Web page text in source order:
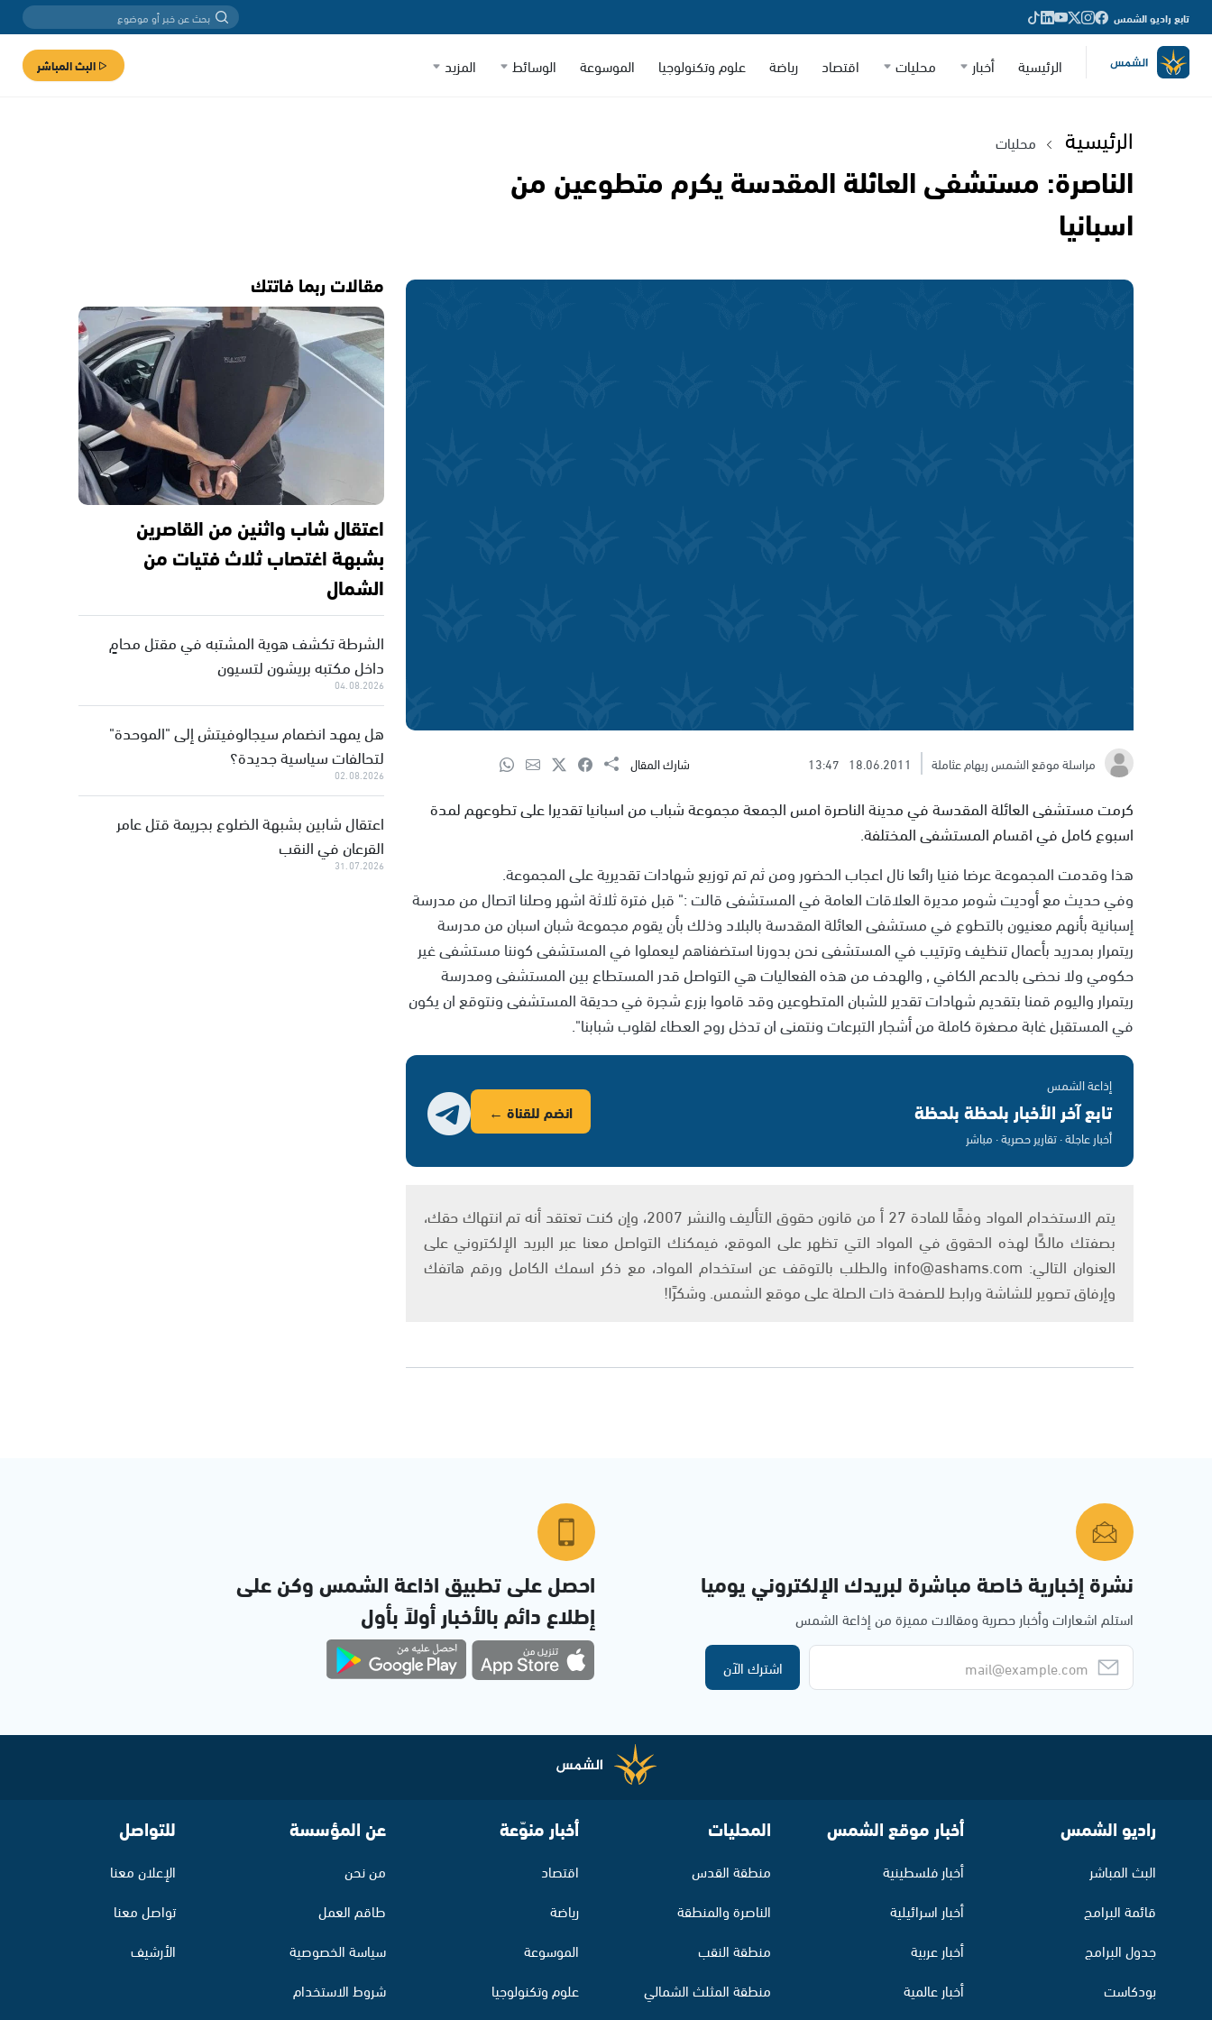
تابع راديو الشمس
الرئيسية أخبار محليات اقتصاد رياضة علوم وتكنولوجيا الموسوعة الوسائط المزيد البث المباشر
الرئيسية محليات
الناصرة: مستشفى العائلة المقدسة يكرم متطوعين من
اسبانيا
مراسلة موقع الشمس ريهام عثاملة 18.06.2011
13:47 شارك المقال
كرمت مستشفى العائلة المقدسة في مدينة الناصرة امس الجمعة مجموعة شباب من اسبانيا تقديرا على تطوعهم لمدة
اسبوع كامل في اقسام المستشفى المختلفة.
هذا وقدمت المجموعة عرضا فنيا رائعا نال اعجاب الحضور ومن ثم تم توزيع شهادات تقديرية على المجموعة.
وفي حديث مع أوديت شومر مديرة العلاقات العامة في المستشفى قالت :" قبل فترة ثلاثة اشهر وصلنا اتصال من مدرسة
إسبانية بأنهم معنيون بالتطوع في مستشفى العائلة المقدسة بالبلاد وذلك بأن يقوم مجموعة شبان اسبان من مدرسة
ريتمرار بمدريد بأعمال تنظيف وترتيب في المستشفى نحن بدورنا استضفناهم ليعملوا في المستشفى كوننا مستشفى غير
حكومي ولا نحضى بالدعم الكافي , والهدف من هذه الفعاليات هي التواصل قدر المستطاع بين المستشفى ومدرسة
ريتمرار واليوم قمنا بتقديم شهادات تقدير للشبان المتطوعين وقد قاموا بزرع شجرة في حديقة المستشفى ونتوقع ان يكون
في المستقبل غابة مصغرة كاملة من أشجار التبرعات ونتمنى ان تدخل روح العطاء لقلوب شبابنا".
إذاعة الشمس
تابع آخر الأخبار بلحظة بلحظة
أخبار عاجلة · تقارير حصرية · مباشر
انضم للقناة ←
يتم الاستخدام المواد وفقًا للمادة 27 أ من قانون حقوق التأليف والنشر 2007، وإن كنت تعتقد أنه تم انتهاك حقك،
بصفتك مالكًا لهذه الحقوق في المواد التي تظهر على الموقع، فيمكنك التواصل معنا عبر البريد الإلكتروني على
العنوان التالي: info@ashams.com والطلب بالتوقف عن استخدام المواد، مع ذكر اسمك الكامل ورقم هاتفك
وإرفاق تصوير للشاشة ورابط للصفحة ذات الصلة على موقع الشمس. وشكرًا!
مقالات ربما فاتتك
اعتقال شاب واثنين من القاصرين
بشبهة اغتصاب ثلاث فتيات من
الشمال
الشرطة تكشف هوية المشتبه في مقتل محامٍ
داخل مكتبه بريشون لتسيون
04.08.2026
هل يمهد انضمام سيجالوفيتش إلى "الموحدة"
لتحالفات سياسية جديدة؟
02.08.2026
اعتقال شابين بشبهة الضلوع بجريمة قتل عامر
القرعان في النقب
31.07.2026
نشرة إخبارية خاصة مباشرة لبريدك الإلكتروني يوميا
استلم اشعارات وأخبار حصرية ومقالات مميزة من إذاعة الشمس
اشترك الآن
احصل على تطبيق اذاعة الشمس وكن على
إطلاع دائم بالأخبار أولاً بأول
راديو الشمس
البث المباشر
قائمة البرامج
جدول البرامج
بودكاست
أخبار موقع الشمس
أخبار فلسطينية
أخبار اسرائيلية
أخبار عربية
أخبار عالمية
المحليات
منطقة القدس
الناصرة والمنطقة
منطقة النقب
منطقة المثلث الشمالي
أخبار منوّعة
اقتصاد
رياضة
الموسوعة
علوم وتكنولوجيا
عن المؤسسة
من نحن
طاقم العمل
سياسة الخصوصية
شروط الاستخدام
للتواصل
الإعلان معنا
تواصل معنا
الأرشيف